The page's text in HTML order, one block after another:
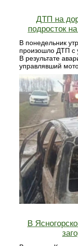
ДТП на
подросток
В понедельник
произошло ДТП с
В результате
управлявший
В